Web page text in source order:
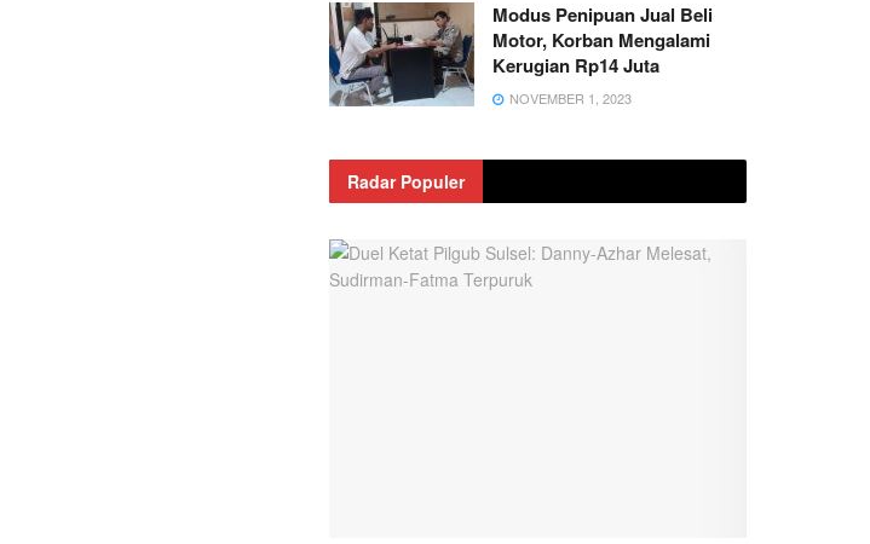
Modus Penipuan Jual Beli
Motor, Korban Mengalami
Kerugian Rp14 Juta
NOVEMBER 1, 2023
Radar Populer